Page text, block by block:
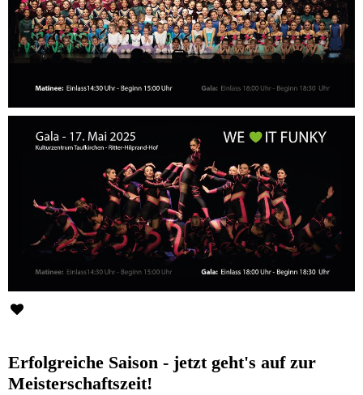
Erfolgreiche Saison - jetzt geht's auf zur
Meisterschaftszeit!